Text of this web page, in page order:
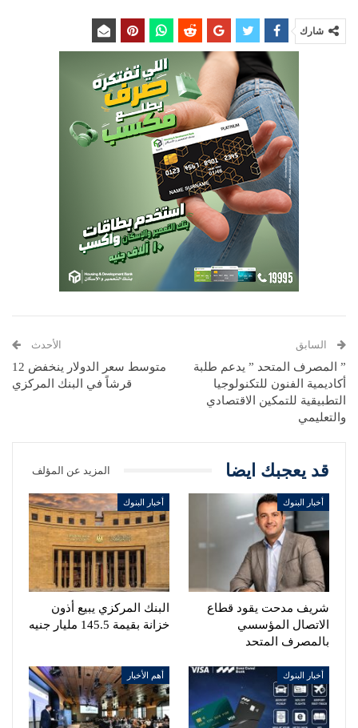
شارك
السابق
” المصرف المتحد ” يدعم طلبة
أكاديمية الفنون للتكنولوجيا
التطبيقية للتمكين الاقتصادي
والتعليمي
الأحدث
متوسط سعر الدولار ينخفض 12
قرشاً في البنك المركزي
قد يعجبك ايضا المزيد عن المؤلف
أخبار البنوك
شريف مدحت يقود قطاع
الاتصال المؤسسي
بالمصرف المتحد
أخبار البنوك
البنك المركزي يبيع أذون
خزانة بقيمة 145.5 مليار جنيه
أخبار البنوك أهم الأخبار